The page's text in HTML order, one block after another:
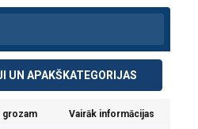
UN APAKŠKATEGORIJAS
Vairāk informācijas